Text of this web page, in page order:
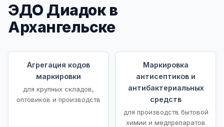
ЭДО Диадок в
Архангельске
Агрегация кодов
маркировки
для крупных складов,
оптовиков и производств
Маркировка
антисептиков и
антибактериальных
средств
для производств бытовой
химии и медпрепаратов